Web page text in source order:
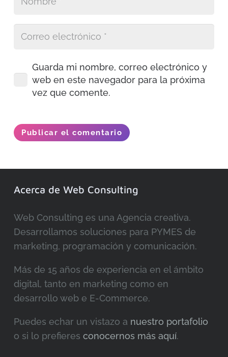
Guarda mi nombre, correo electrónico y
web en este navegador para la próxima
vez que comente.
Publicar el comentario
Acerca de Web Consulting
Web Consulting es una Agencia creativa.
Desarrollamos soluciones para PYMES de
marketing, programación y comunicación.
Más de 15 años de experiencia en el ámbito
digital, tanto en marketing como en
desarrollo web e E-Commerce.
Puedes echar un vistazo a nuestro portafolio
o si lo prefieres conocernos más aquí.